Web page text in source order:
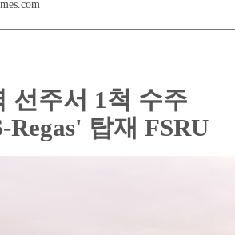
선주서 1척 수주
Regas' 탑재 FSRU